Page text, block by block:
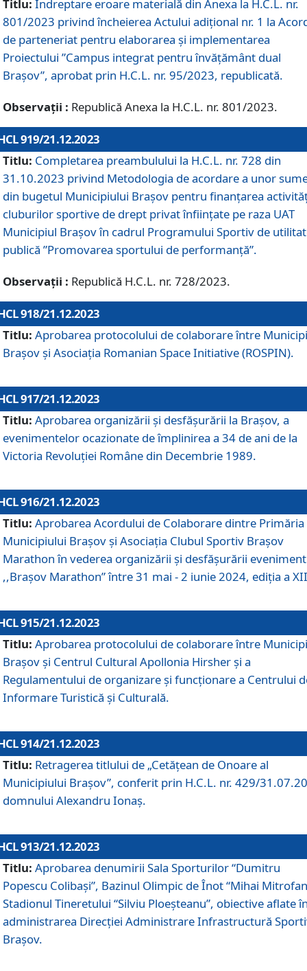
Titlu: Îndreptare eroare materială din Anexa la H.C.L. nr.
801/2023 privind încheierea Actului adițional nr. 1 la
de parteneriat pentru elaborarea și implementarea
Proiectului ”Campus integrat pentru învățământ dual
Brașov”, aprobat prin H.C.L. nr. 95/2023, republicată.
Observații : Republică Anexa la H.C.L. nr. 801/2023.
919/21.12.2023
Titlu: Completarea preambulului la H.C.L. nr. 728 din
31.10.2023 privind Metodologia de acordare a unor
din bugetul Municipiului Brașov pentru finanțarea
cluburilor sportive de drept privat înființate pe raza UAT
Municipiul Brașov în cadrul Programului Sportiv de
publică ”Promovarea sportului de performanță”.
Observații : Republică H.C.L. nr. 728/2023.
918/21.12.2023
Titlu: Aprobarea protocolului de colaborare între
Brașov și Asociația Romanian Space Initiative (ROSPIN).
917/21.12.2023
Titlu: Aprobarea organizării şi desfăşurării la Braşov, a
evenimentelor ocazionate de împlinirea a 34 de ani de la
Victoria Revoluţiei Române din Decembrie 1989.
916/21.12.2023
Titlu: Aprobarea Acordului de Colaborare dintre Primăria
Municipiului Brașov și Asociația Clubul Sportiv Brașov
Marathon în vederea organizării și desfășurării
,,Brașov Marathon” între 31 mai - 2 iunie 2024, ediția a
915/21.12.2023
Titlu: Aprobarea protocolului de colaborare între
Brașov și Centrul Cultural Apollonia Hirsher și a
Regulamentului de organizare și funcționare a Centrului
Informare Turistică și Culturală.
914/21.12.2023
Titlu: Retragerea titlului de „Cetățean de Onoare al
Municipiului Brașov”, conferit prin H.C.L. nr. 429/
domnului Alexandru Ionaș.
913/21.12.2023
Titlu: Aprobarea denumirii Sala Sporturilor “Dumitru
Popescu Colibași”, Bazinul Olimpic de Înot “Mihai
Stadionul Tineretului “Silviu Ploeșteanu”, obiective aflate
administrarea Direcției Administrare Infrastructură
Brașov.